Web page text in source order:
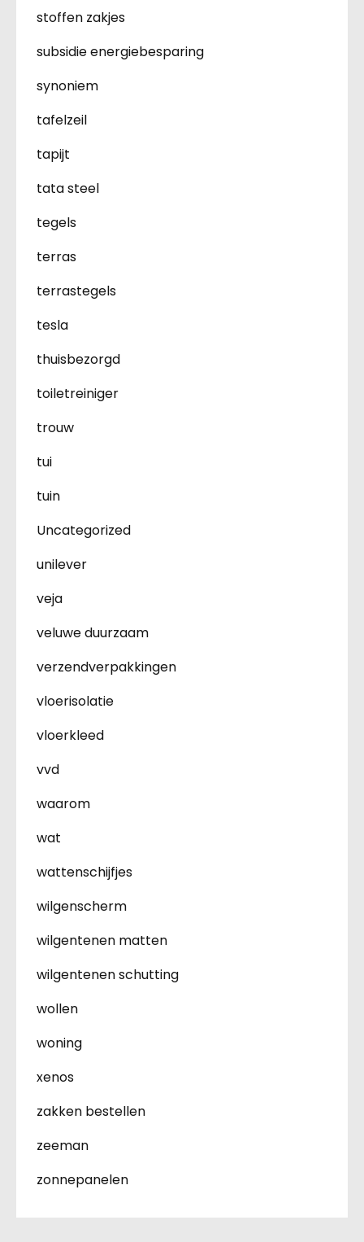
stoffen zakjes
subsidie energiebesparing
synoniem
tafelzeil
tapijt
tata steel
tegels
terras
terrastegels
tesla
thuisbezorgd
toiletreiniger
trouw
tui
tuin
Uncategorized
unilever
veja
veluwe duurzaam
verzendverpakkingen
vloerisolatie
vloerkleed
vvd
waarom
wat
wattenschijfjes
wilgenscherm
wilgentenen matten
wilgentenen schutting
wollen
woning
xenos
zakken bestellen
zeeman
zonnepanelen